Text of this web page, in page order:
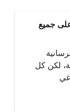
جميع
لكن كل